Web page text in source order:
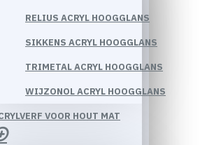
RELIUS ACRYL HOOGGLANS
SIKKENS ACRYL HOOGGLANS
TRIMETAL ACRYL HOOGGLANS
WIJZONOL ACRYL HOOGGLANS
VOOR HOUT MAT